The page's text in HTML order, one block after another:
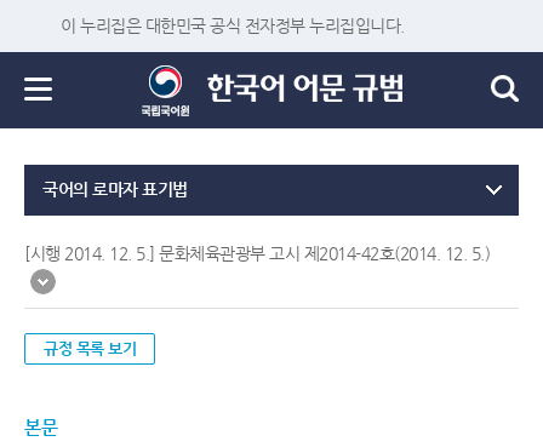
이 누리집은 대한민국 공식 전자정부 누리집입니다.
국어의 로마자 표기법
[시행 2014. 12. 5.] 문화체육관광부 고시 제2014-42호(2014. 12. 5.)
규정 목록 보기
본문